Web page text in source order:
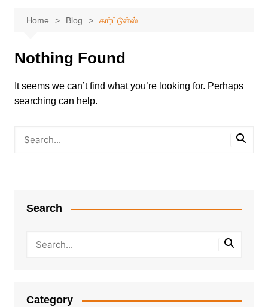
Home Blog கார்ட்டூன்ஸ்
Nothing Found
It seems we can’t find what you’re looking for. Perhaps
searching can help.
Search
Category